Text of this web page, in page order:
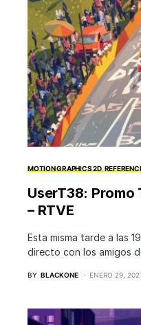
MOTION GRAPHICS 2D
UserT38: Promo
– RTVE
Esta misma tarde a las
directo con los amigos
BY BLACKONE ENERO 29,